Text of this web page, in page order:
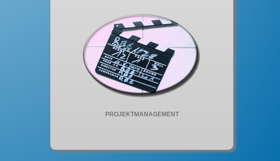
PROJEKTMANAGEMENT